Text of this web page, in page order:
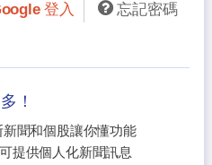
登入 忘記密碼
！
聞和個股讓你懂功能
提供個人化新聞訊息